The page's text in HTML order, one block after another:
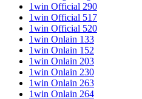
1win Official 290
1win Official 517
1win Official 520
1win Onlain 133
1win Onlain 152
1win Onlain 203
1win Onlain 230
1win Onlain 263
1win Onlain 264